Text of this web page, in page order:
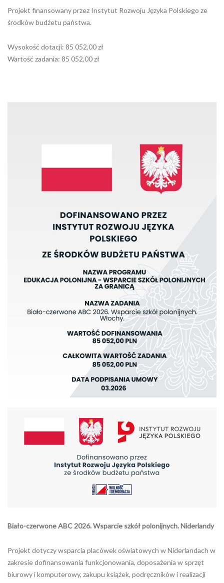
Projekt finansowany przez Instytut Rozwoju Języka Polskiego ze
środków budżetu państwa.
Wysokość dotacji: 85 052,00 zł
Wartość zadania: 85 052,00 zł
Biało-czerwone ABC 2026. Wsparcie szkół polonijnych. Niderlandy
Projekt dotyczy wsparcia placówek oświatowych w Niderlandach w
zakresie dofinansowania funkcjonowania, doposażenia w sprzęt
biurowy i komputerowy, zakupu książek, podręczników i realizacji